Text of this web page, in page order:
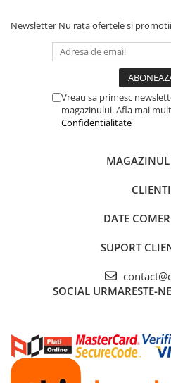
Newsletter Nu rata ofertele si
Vreau sa primesc
magazinului. Afla mai
Confidentialitate
CLIENTI
DATE
SUPORT
SOCIAL URMARESTE-